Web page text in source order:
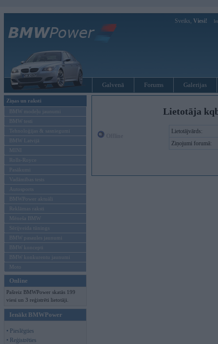
Sveiks, Viesi!
Galvenā Forums Galerijas
Ziņas un raksti
BMW modeļu jaunumi
BMW testi
Tehnoloģijas & sasniegumi
BMW Latvijā
MINI
Rolls-Royce
Pasākumi
Vadāmības tests
Autosports
BMWPower aktuāli
Reklāmas raksti
Mēneša BMW
Sērijveida tūnings
BMW pasaules jaunumi
BMW koncepti
BMW konkurentu jaunumi
Moto
Online
Pašreiz BMWPower skatās 199
viesi un 3 reģistrēti lietotāji.
Ienākt BMWPower
• Pieslēgties
• Reģistrēties
Lietotāja
Lietotājvārds:
Ziņojumi forumā: